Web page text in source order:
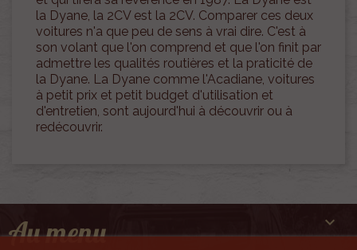
la Dyane, la 2CV est la 2CV. Comparer ces deux
voitures n'a que peu de sens à vrai dire. C'est à
son volant que l'on comprend et que l'on finit par
admettre les qualités routières et la praticité de
la Dyane. La Dyane comme l'Acadiane, voitures
à petit prix et petit budget d'utilisation et
d'entretien, sont aujourd'hui à découvrir ou à
redécouvrir.
Au menu 